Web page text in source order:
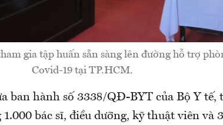
gia tập huấn sẵn sàng lên đường hỗ trợ
Covid-19 tại TP.HCM.
ban hành số 3338/QĐ-BYT của Bộ Y tế,
bác sĩ, điều dưỡng, kỹ thuật viên và